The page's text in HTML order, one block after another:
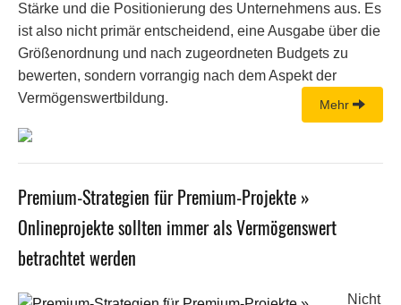
Stärke und die Positionierung des Unternehmens aus. Es
ist also nicht primär entscheidend, eine Ausgabe über die
Größenordnung und nach zugeordneten Budgets zu
bewerten, sondern vorrangig nach dem Aspekt der
Vermögenswertbildung.
Mehr
Premium-Strategien für Premium-Projekte »
Onlineprojekte sollten immer als Vermögenswert
betrachtet werden
Nicht